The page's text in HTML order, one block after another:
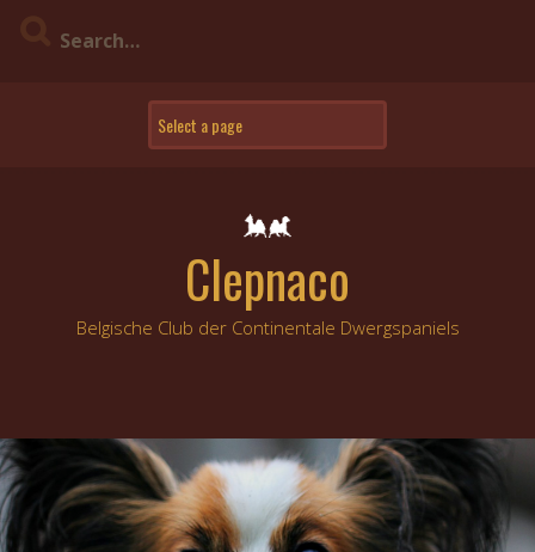
Clepnaco
Belgische Club der Continentale Dwergspaniels